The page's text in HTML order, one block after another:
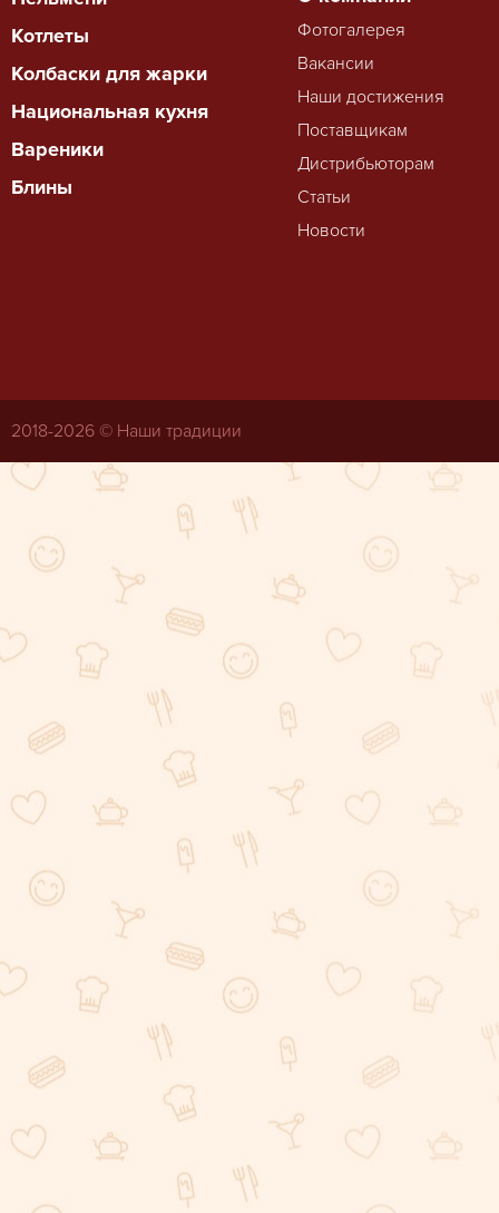
Котлеты
Колбаски для жарки
Национальная кухня
Вареники
Блины
Фотогалерея
Вакансии
Наши достижения
Поставщикам
Дистрибьюторам
Статьи
Новости
2018-2026 © Наши традиции